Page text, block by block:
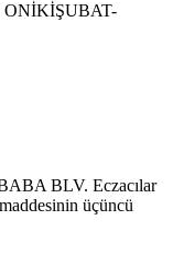
BLV. Eczacılar
üçüncü